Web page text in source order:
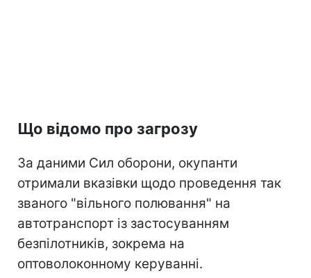
Що відомо про загрозу
За даними Сил оборони, окупанти
отримали вказівки щодо проведення так
званого "вільного полювання" на
автотранспорт із застосуванням
безпілотників, зокрема на
оптоволоконному керуванні.